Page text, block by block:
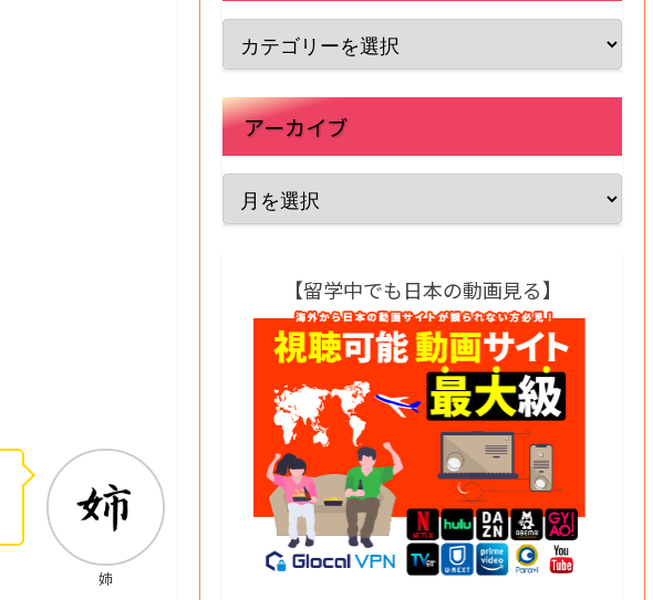
姉
アーカイブ
【留学中でも日本の動画見る】